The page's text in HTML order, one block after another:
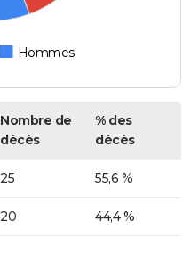
Hommes
Nombre de
décès
% des
décès
25 55,6 %
20 44,4 %